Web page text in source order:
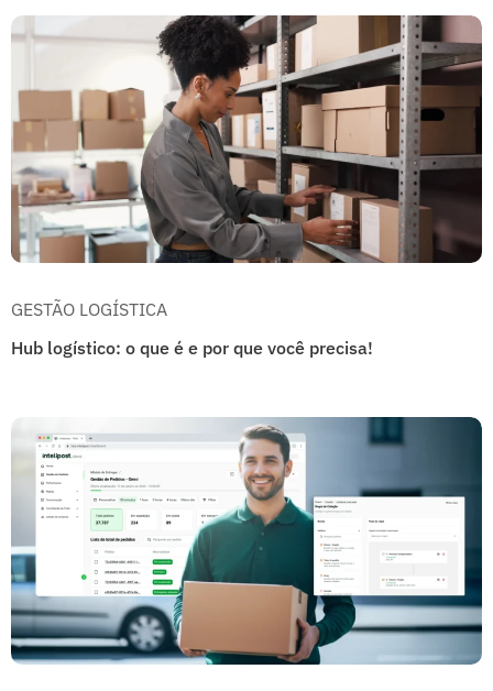
GESTÃO LOGÍSTICA
Hub logístico: o que é e por que você precisa!